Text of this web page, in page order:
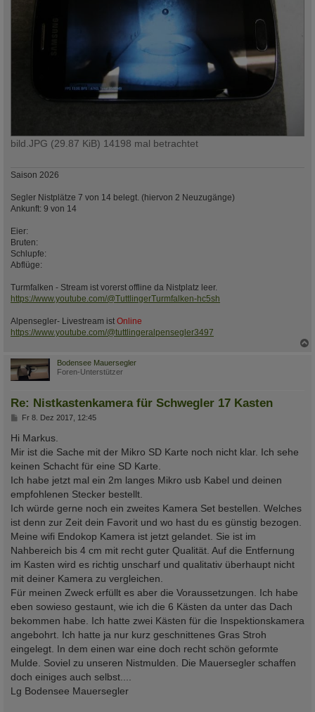
bild.JPG (29.87 KiB) 14198 mal betrachtet
Saison 2026
Segler Nistplätze 7 von 14 belegt. (hiervon 2 Neuzugänge)
Ankunft: 9 von 14
Eier:
Bruten:
Schlupfe:
Abflüge:
Turmfalken - Stream ist vorerst offline da Nistplatz leer.
https://www.youtube.com/@TuttlingerTurmfalken-hc5sh
Alpensegler- Livestream ist Online
https://www.youtube.com/@tuttlingeralpensegler3497
Bodensee Mauersegler
Foren-Unterstützer
Re: Nistkastenkamera für Schwegler 17 Kasten
B
i
t
r
a
g
Fr 8. Dez 2017, 12:45
Hi Markus.
Mir ist die Sache mit der Mikro SD Karte noch nicht klar. Ich sehe
keinen Schacht für eine SD Karte.
Ich habe jetzt mal ein 2m langes Mikro usb Kabel und deinen
empfohlenen Stecker bestellt.
Ich würde gerne noch ein zweites Kamera Set bestellen. Welches
ist denn zur Zeit dein Favorit und wo hast du es günstig bezogen.
Meine wifi Endokop Kamera ist jetzt gelandet. Sie ist im
Nahbereich bis 4 cm mit recht guter Qualität. Auf die Entfernung
im Kasten wird es richtig unscharf und qualitativ überhaupt nicht
mit deiner Kamera zu vergleichen.
Für meinen Zweck erfüllt es aber die Voraussetzungen. Ich habe
eben sowieso gestaunt, wie ich die 6 Kästen da unter das Dach
bekommen habe. Ich hatte zwei Kästen für die Inspektionskamera
angebohrt. Ich hatte ja nur kurz geschnittenes Gras Stroh
eingelegt. In dem einen war eine doch recht schön geformte
Mulde. Soviel zu unseren Nistmulden. Die Mauersegler schaffen
doch einiges auch selbst....
Lg Bodensee Mauersegler